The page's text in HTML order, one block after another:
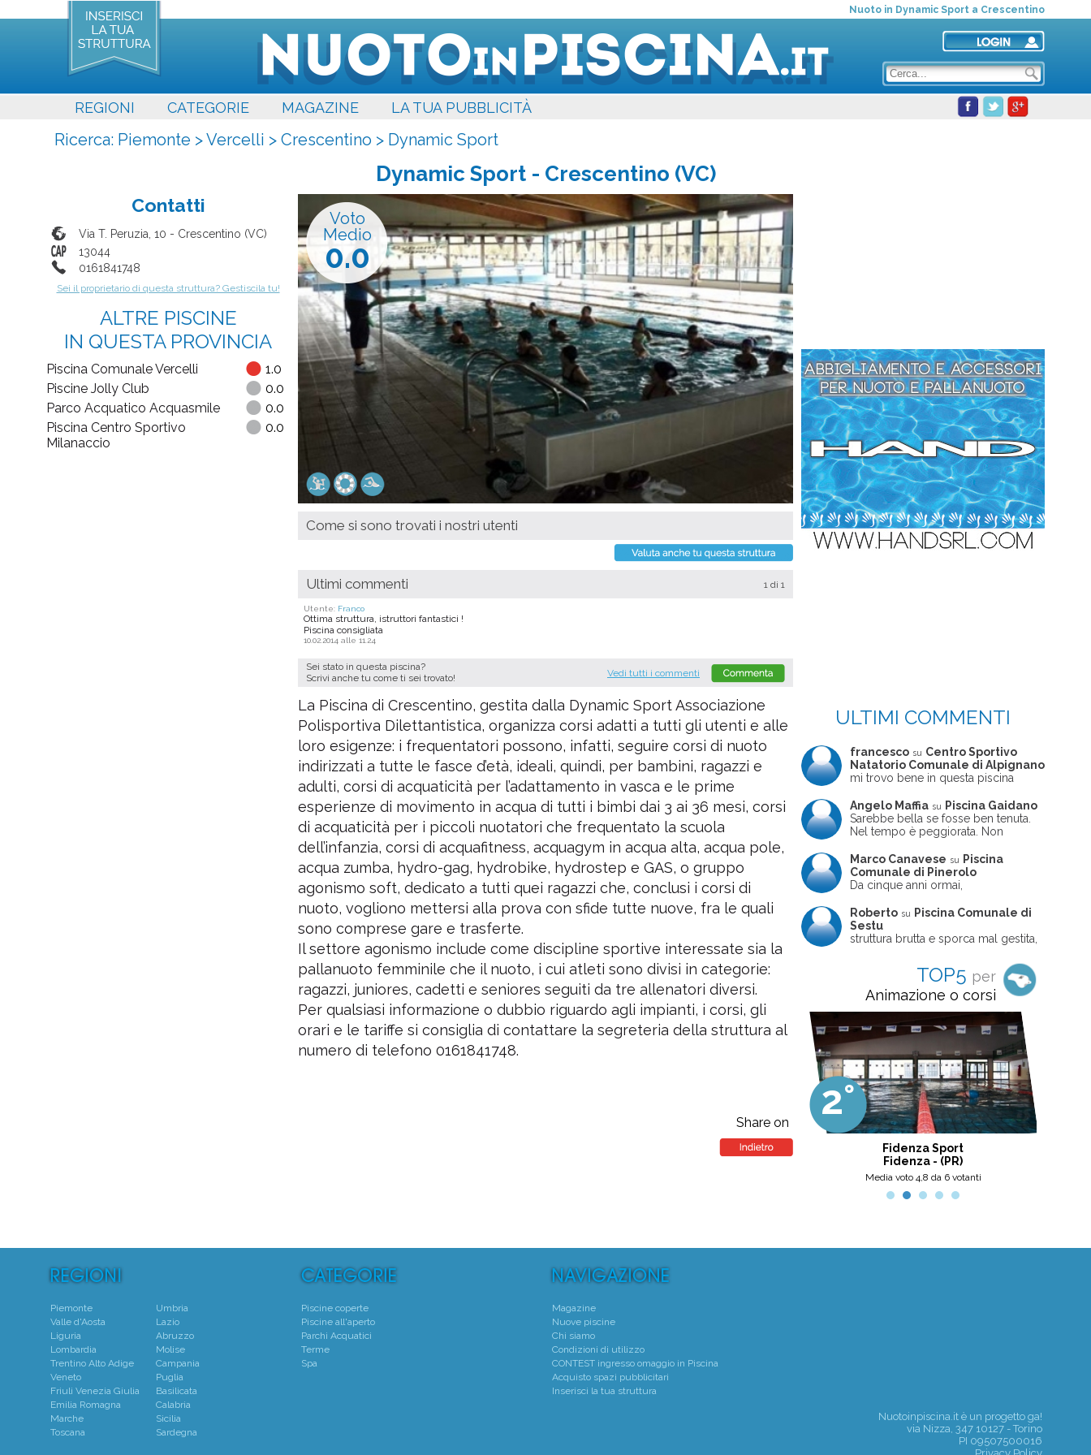
Nuoto in Dynamic Sport a Crescentino
REGIONI CATEGORIE MAGAZINE LA TUA PUBBLICITÀ
Ricerca: Piemonte >Vercelli > Crescentino > Dynamic Sport
Dynamic Sport- Crescentino (VC)
Voto
Medio
0.0
Come si sono trovati i nostri utenti
Ultimi commenti 1 di 1
Utente: Franco
Ottima struttura, istruttori fantastici !
Piscina consigliata
10.02.2014 alle 11.24
Sei stato in questa piscina?
Scrivi anche tu come ti sei trovato!
Vedi tutti i commenti
La Piscina di Crescentino, gestita dalla Dynamic Sport Associazione
Polisportiva Dilettantistica, organizza corsi adatti a tutti gli utenti e alle
loro esigenze: i frequentatori possono, infatti, seguire corsi di nuoto
indirizzati a tutte le fasce d’età, ideali, quindi, per bambini, ragazzi e
adulti, corsi di acquaticità per l’adattamento in vasca e le prime
esperienze di movimento in acqua di tutti i bimbi dai 3 ai 36 mesi, corsi
di acquaticità per i piccoli nuotatori che frequentato la scuola
dell’infanzia, corsi di acquafitness, acquagym in acqua alta, acqua pole,
acqua zumba, hydro-gag, hydrobike, hydrostep e GAS, o gruppo
agonismo soft, dedicato a tutti quei ragazzi che, conclusi i corsi di
nuoto, vogliono mettersi alla prova con sfide tutte nuove, fra le quali
sono comprese gare e trasferte.
Il settore agonismo include come discipline sportive interessate sia la
pallanuoto femminile che il nuoto, i cui atleti sono divisi in categorie:
ragazzi, juniores, cadetti e seniores seguiti da tre allenatori diversi.
Per qualsiasi informazione o dubbio riguardo agli impianti, i corsi, gli
orari e le tariffe si consiglia di contattare la segreteria della struttura al
numero di telefono 0161841748.
Share on
Contatti
Via T. Peruzia, 10 - Crescentino (VC)
13044
0161841748
Sei il proprietario di questa struttura? Gestiscila tu!
ALTRE PISCINE
IN QUESTA PROVINCIA
Piscina Comunale Vercelli
1.0
Piscine Jolly Club
0.0
Parco Acquatico Acquasmile
0.0
Piscina Centro Sportivo
Milanaccio
0.0
ULTIMI COMMENTI
francesco su Centro Sportivo
Natatorio Comunale di Alpignano
mi trovo bene in questa piscina
Angelo Maffia su
Piscina Gaidano
Sarebbe bella se fosse ben tenuta.
Nel tempo è peggiorata. Non
ne usciva insieme a me non ha
ritrovato le sue scarpe! Peccato
perché potrebbe essere un'ottima
frequentata non magnificamente
Marco Canavese su
Piscina
Comunale di Pinerolo
Da cinque anni ormai,
pomeriggio trascorro cinque-sei ore
in questa magnifica piscina con i miei
due figli che sono letteralmente
piccola, un po' in vasca grande, negli
spazi riservati al nuoto libero,
giochiamo, nuotiamo e facciamo
apnea insieme (sono stato assistente
bagnanti ed istruttore di nuoto in
gioventù, ora lo faccio per loro
come papà). Si tratta di una struttura
molto accogliente, pulita, bella,
gestita da personale di grande
professionalità, umanità e cortesia.
Ottima scelta, nel pinerolese il
meglio, secondo me.
Roberto su
Piscina Comunale di
Sestu
struttura brutta e sporca mal gestita,
poco professionale. la sconsiglio a
tutti coloro che amano le cose fatte
seriamente poiché é tutto
improvvisato
TOP5 per
Animazione o corsi
Piscine Thiene Aquatic Center
2°
Fidenza Sport
Fidenza - (PR)
Media voto 4,8 da 6 votanti
Piemonte
Valle d'Aosta
Liguria
Lombardia
Trentino Alto Adige
Veneto
Friuli Venezia Giulia
Emilia Romagna
Marche
Toscana
Umbria
Lazio
Abruzzo
Molise
Campania
Puglia
Basilicata
Calabria
Sicilia
Sardegna
Piscine coperte
Piscine all'aperto
Parchi Acquatici
Terme
Spa
Magazine
Nuove piscine
Chi siamo
Condizioni di utilizzo
CONTEST ingresso omaggio in Piscina
Acquisto spazi pubblicitari
Inserisci la tua struttura
Nuotoinpiscina.it è un progetto ga!
via Nizza, 347 10127 - Torino
PI 09507500016